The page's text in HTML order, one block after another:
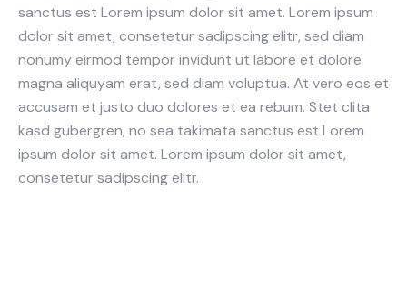
sanctus est Lorem ipsum dolor sit amet. Lorem ipsum
dolor sit amet, consetetur sadipscing elitr, sed diam
nonumy eirmod tempor invidunt ut labore et dolore
magna aliquyam erat, sed diam voluptua. At vero eos et
accusam et justo duo dolores et ea rebum. Stet clita
kasd gubergren, no sea takimata sanctus est Lorem
ipsum dolor sit amet. Lorem ipsum dolor sit amet,
consetetur sadipscing elitr.